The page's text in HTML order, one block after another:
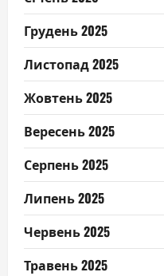
Грудень 2025
Листопад 2025
Жовтень 2025
Вересень 2025
Серпень 2025
Липень 2025
Червень 2025
Травень 2025